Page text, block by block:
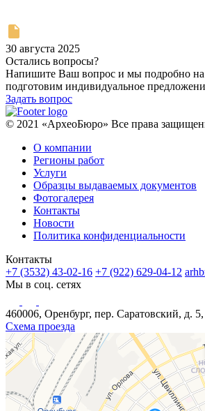
30 августа 2025
Остались вопросы?
Напишите Ваш вопрос и мы подробно на
подготовим индивидуальное
Задать вопрос
© 2021 «АрхеоБюро» Все права
О компании
Регионы работ
Услуги
Образцы выдаваемых документов
Фотогалерея
Контакты
Новости
Политика конфиденциальности
Контакты
+7 (3532) 43-02-16 +7 (922) 629-04-12
Мы в соц. сетях
460006, Оренбург, пер. Саратовский, д.
Схема проезда